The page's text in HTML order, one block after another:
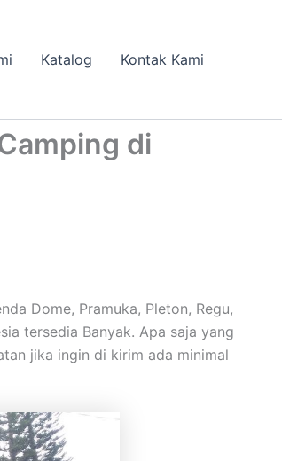
Katalog Kontak Kami
di
Dome, Pramuka, Pleton, Regu,
tersedia Banyak. Apa saja yang
jika ingin di kirim ada minimal